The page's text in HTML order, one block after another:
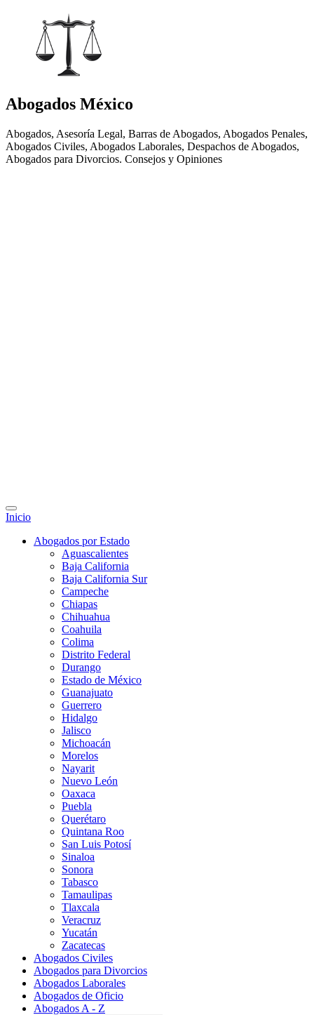
Abogados México
Abogados, Asesoría Legal, Barras de Abogados, Abogados Penales,
Abogados Civiles, Abogados Laborales, Despachos de Abogados,
Abogados para Divorcios. Consejos y Opiniones
Inicio
Abogados por Estado
Aguascalientes
Baja California
Baja California Sur
Campeche
Chiapas
Chihuahua
Coahuila
Colima
Distrito Federal
Durango
Estado de México
Guanajuato
Guerrero
Hidalgo
Jalisco
Michoacán
Morelos
Nayarit
Nuevo León
Oaxaca
Puebla
Querétaro
Quintana Roo
San Luis Potosí
Sinaloa
Sonora
Tabasco
Tamaulipas
Tlaxcala
Veracruz
Yucatán
Zacatecas
Abogados Civiles
Abogados para Divorcios
Abogados Laborales
Abogados de Oficio
Abogados A - Z